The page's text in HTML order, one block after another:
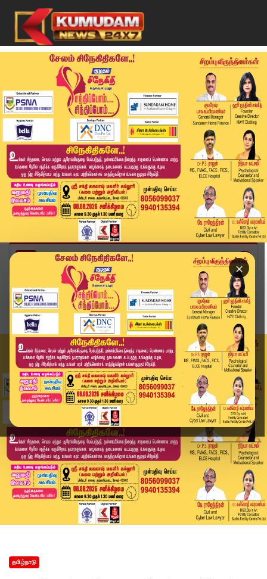
×
Home
தமிழ்நாடு
விஜய் எங்கள் பிடியில் எப்படி இருக்க முடியும்? -...
தமிழ்நாடு